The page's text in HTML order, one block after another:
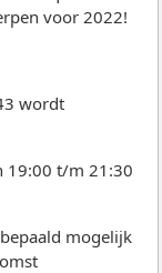
voor 2022!
wordt
19:00 t/m 21:30
mogelijk